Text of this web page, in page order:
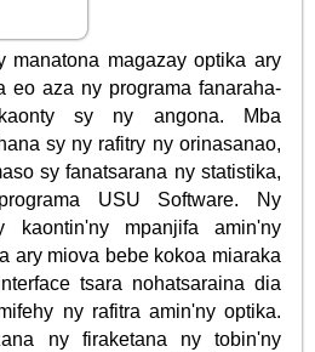
manatona magazay optika ary
eo aza ny programa fanaraha-
sy ny angona. Mba
sy ny rafitry ny orinasanao,
sy fanatsarana ny statistika,
USU Software. Ny
kaontin'ny mpanjifa amin'ny
ary miova bebe kokoa miaraka
tsara nohatsaraina dia
ny rafitra amin'ny optika.
ny firaketana ny tobin'ny